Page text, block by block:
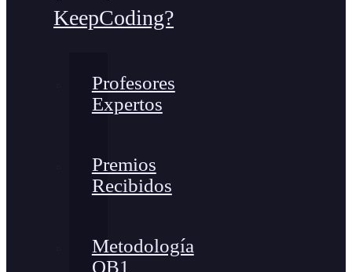
KeepCoding?
Profesores
Expertos
Premios
Recibidos
Metodología
OB1